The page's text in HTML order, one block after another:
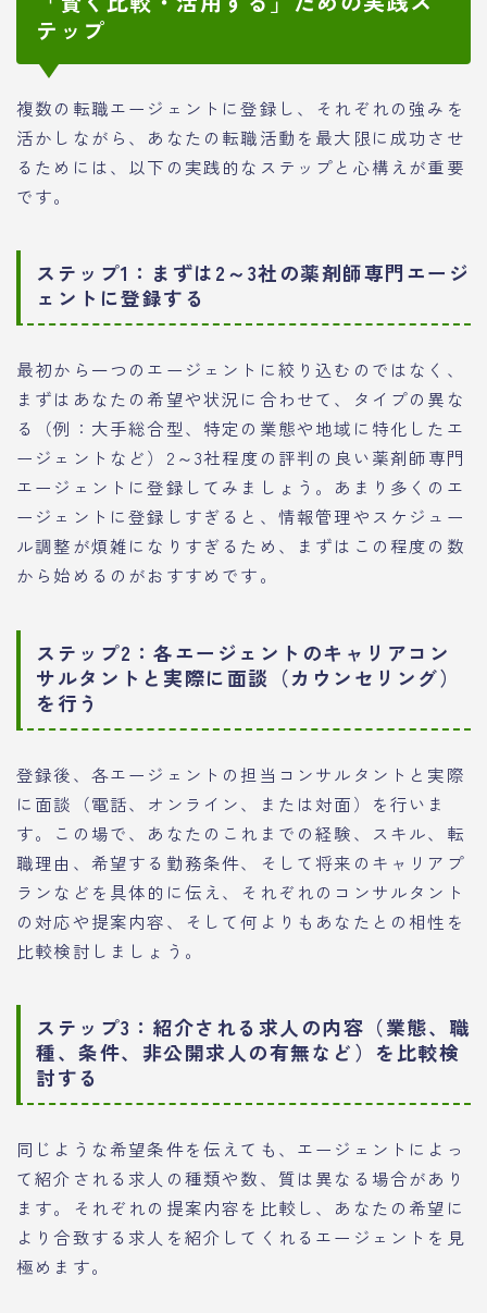
テップ
複数の転職エージェントに登録し、それぞれの強みを
活かしながら、あなたの転職活動を最大限に成功させ
るためには、以下の実践的なステップと心構えが重要
です。
ステップ1：まずは2～3社の薬剤師専門エージ
ェントに登録する
最初から一つのエージェントに絞り込むのではなく、
まずはあなたの希望や状況に合わせて、タイプの異な
る（例：大手総合型、特定の業態や地域に特化したエ
ージェントなど）2～3社程度の評判の良い薬剤師専門
エージェントに登録してみましょう。あまり多くのエ
ージェントに登録しすぎると、情報管理やスケジュー
ル調整が煩雑になりすぎるため、まずはこの程度の数
から始めるのがおすすめです。
ステップ2：各エージェントのキャリアコン
サルタントと実際に面談（カウンセリング）
を行う
登録後、各エージェントの担当コンサルタントと実際
に面談（電話、オンライン、または対面）を行いま
す。この場で、あなたのこれまでの経験、スキル、転
職理由、希望する勤務条件、そして将来のキャリアプ
ランなどを具体的に伝え、それぞれのコンサルタント
の対応や提案内容、そして何よりもあなたとの相性を
比較検討しましょう。
ステップ3：紹介される求人の内容（業態、職
種、条件、非公開求人の有無など）を比較検
討する
同じような希望条件を伝えても、エージェントによっ
て紹介される求人の種類や数、質は異なる場合があり
ます。それぞれの提案内容を比較し、あなたの希望に
より合致する求人を紹介してくれるエージェントを見
極めます。